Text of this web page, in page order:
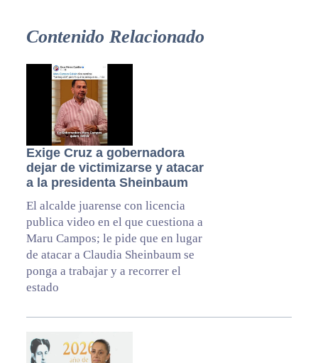
Contenido Relacionado
Exige Cruz a gobernadora
dejar de victimizarse y atacar
a la presidenta Sheinbaum
El alcalde juarense con licencia
publica video en el que cuestiona a
Maru Campos; le pide que en lugar
de atacar a Claudia Sheinbaum se
ponga a trabajar y a recorrer el
estado